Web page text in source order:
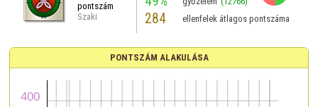
pontszám
Szaki
284 ellenfelek átlagos pontszáma
PONTSZÁM ALAKULÁSA